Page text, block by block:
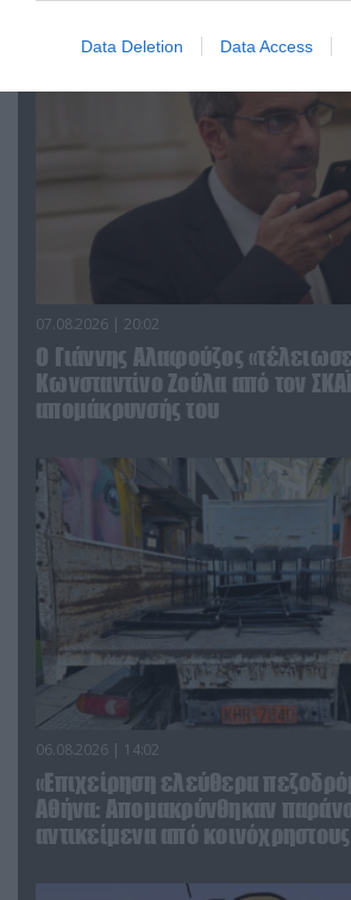
Data Deletion Data Access
07.08.2026 | 20:02
Ο Γιάννης Αλαφούζος
Κωνσταντίνο Ζούλα από τον
απομάκρυνσής του
06.08.2026 | 14:02
«Επιχείρηση ελεύθερα
Αθήνα: Απομακρύνθηκαν
αντικείμενα από